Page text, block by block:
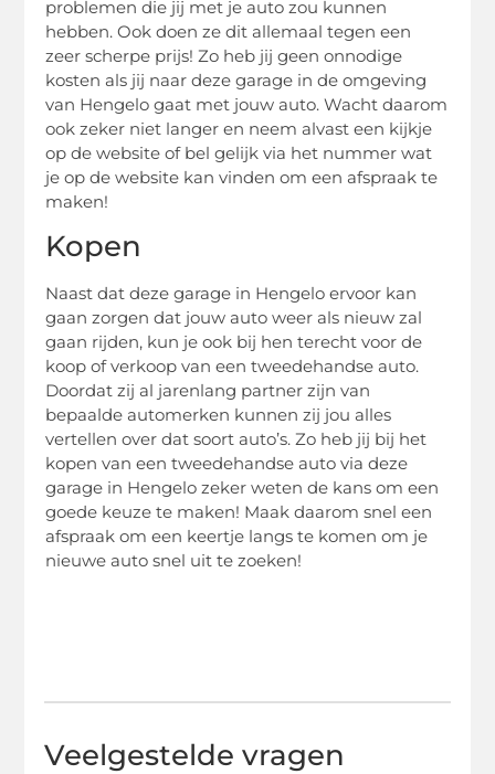
problemen die jij met je auto zou kunnen
hebben. Ook doen ze dit allemaal tegen een
zeer scherpe prijs! Zo heb jij geen onnodige
kosten als jij naar deze garage in de omgeving
van Hengelo gaat met jouw auto. Wacht daarom
ook zeker niet langer en neem alvast een kijkje
op de website of bel gelijk via het nummer wat
je op de website kan vinden om een afspraak te
maken!
Kopen
Naast dat deze garage in Hengelo ervoor kan
gaan zorgen dat jouw auto weer als nieuw zal
gaan rijden, kun je ook bij hen terecht voor de
koop of verkoop van een tweedehandse auto.
Doordat zij al jarenlang partner zijn van
bepaalde automerken kunnen zij jou alles
vertellen over dat soort auto’s. Zo heb jij bij het
kopen van een tweedehandse auto via deze
garage in Hengelo zeker weten de kans om een
goede keuze te maken! Maak daarom snel een
afspraak om een keertje langs te komen om je
nieuwe auto snel uit te zoeken!
Veelgestelde vragen